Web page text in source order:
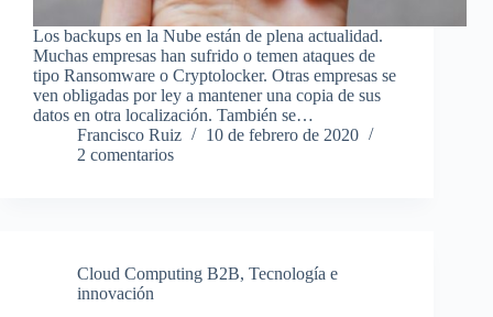
Los backups en la Nube están de plena actualidad.
Muchas empresas han sufrido o temen ataques de
tipo Ransomware o Cryptolocker. Otras empresas se
ven obligadas por ley a mantener una copia de sus
datos en otra localización. También se…
Francisco Ruiz
10 de febrero de 2020
2 comentarios
Cloud Computing B2B, Tecnología e
innovación